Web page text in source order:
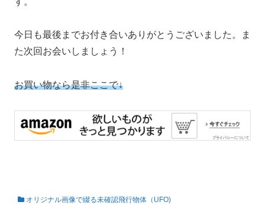
今日も最後までお付き合いありがとうございました。ま
た次回お会いしましょう！
お買い物なら是非ここで↓
オリジナル画像で綴る未確認飛行物体（UFO)